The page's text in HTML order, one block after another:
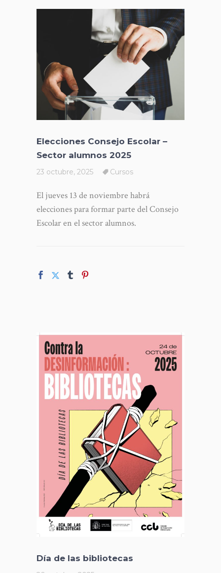
Elecciones Consejo Escolar –
Sector alumnos 2025
23 octubre, 2025 Cursos
El jueves 13 de noviembre habrá
elecciones para formar parte del Consejo
Escolar en el sector alumnos.
Día de las bibliotecas